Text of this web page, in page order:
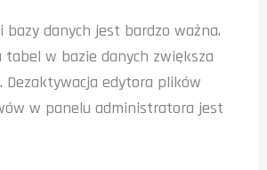
bazy danych jest bardzo ważna.
w bazie danych zwiększa
Dezaktywacja edytora plików
w panelu administratora jest